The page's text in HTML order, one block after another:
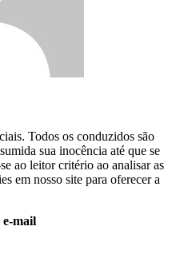
Todos os conduzidos são
sua inocência até que se
ao leitor critério ao analisar as
em nosso site para oferecer a
e-mail